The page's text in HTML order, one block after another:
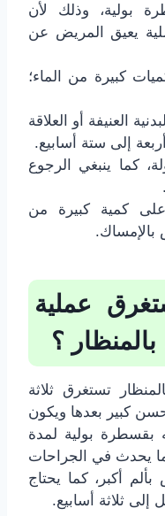
بولية، وذلك لأن
يعيق المريض عن
كبيرة من الماء؛
العنيفة أو العلاقة
إلى ستة أسابيع.
كما ينبغي الرجوع
كمية كبيرة من
بالإمساك.
عملية
بالمنظار ؟
تستغرق ثلاثة
كبير بعدها ويكون
بقسطرة بولية لمدة
ما يحدث في الجراحات
بألم أكبر، كما يحتاج
ثلاثة أسابيع.